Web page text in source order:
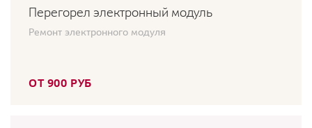
Перегорел электронный модуль
Ремонт электронного модуля
ОТ 900 РУБ